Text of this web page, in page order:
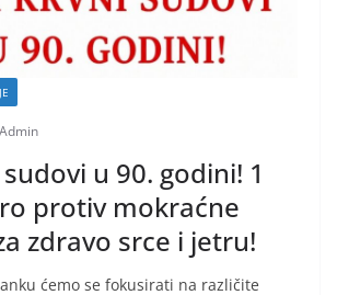
Admin
u 90. godini! 1
protiv mokraćne
zdravo srce i jetru!
ćemo se fokusirati na različite